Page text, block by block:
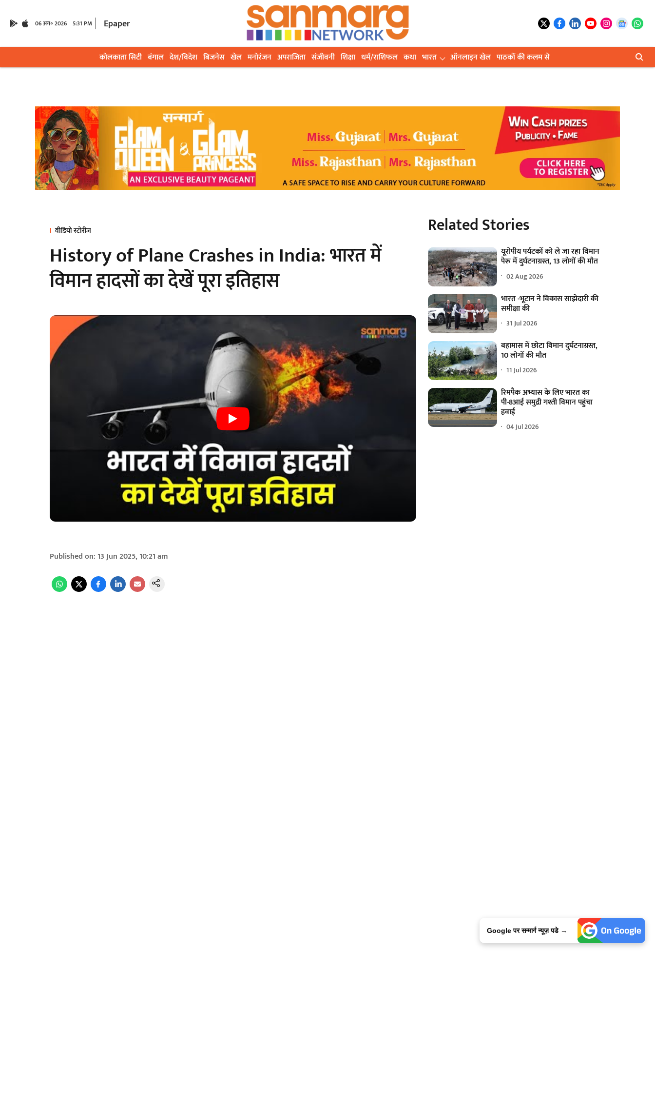
06 अग॰ 2026 5:31 PM Epaper
कोलकाता सिटी बंगाल देश/विदेश बिजनेस खेल मनोरंजन अपराजिता संजीवनी शिक्षा धर्म/राशिफल कथा भारत ऑनलाइन खेल पाठकों की कलम से
वीडियो स्टोरीज
History of Plane Crashes in India: भारत में
विमान हादसों का देखें पूरा इतिहास
Published on: 13 Jun 2025, 10:21 am
Related Stories
यूरोपीय पर्यटकों को ले जा रहा विमान
पेरू में दुर्घटनाग्रस्त, 13 लोगों की मौत
02 Aug 2026
भारत -भूटान ने विकास साझेदारी की
समीक्षा की
31 Jul 2026
बहामास में छोटा विमान दुर्घटनाग्रस्त,
10 लोगों की मौत
11 Jul 2026
रिमपैक अभ्यास के लिए भारत का
पी-8आई समुद्री गश्ती विमान पहुंचा
हवाई
04 Jul 2026
Google पर सन्मार्ग न्यूज़ पडे →